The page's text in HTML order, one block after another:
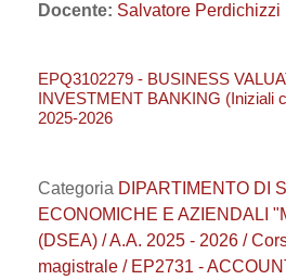
Docente: Salvatore Perdichizzi
EPQ3102279 - BUSINESS
INVESTMENT BANKING (Iniziali
2025-2026
Categoria DIPARTIMENTO DI
ECONOMICHE E AZIENDALI
(DSEA) / A.A. 2025 - 2026 /
magistrale / EP2731 -